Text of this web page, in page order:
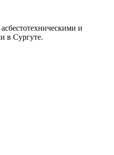
и
в Сургуте.